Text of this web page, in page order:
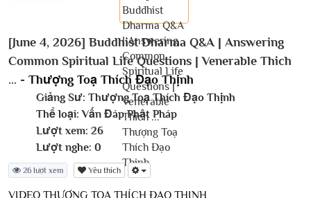
[June 4, 2026] Buddhist Dharma Q&A | Answering
Common Spiritual Life Questions | Venerable Thich
... - Thượng Toạ Thích Đạo Thịnh
Giảng Sư: Thượng Toạ Thích Đạo Thịnh
Thể loại: Vấn Đáp Phật Pháp
Lượt xem: 26
Lượt nghe: 0
26 lượt xem Yêu thích
VIDEO THƯỢNG TOẠ THÍCH ĐẠO THỊNH